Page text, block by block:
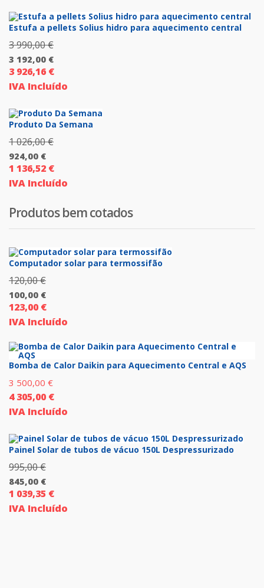
2
330,00 €.
atual
é:
1
864,00 €.
Estufa a pellets Solius hidro para aquecimento central
3 990,00€O
preço
original
3
990,00 €.
3 192,00 €
O
preço
atual
é:
3
192,00 €.
3 926,16 €
IVA Incluído
Produto Da Semana
1 026,00€O
original
1
924,00 €
O
preço
é:
1 136,52 €
IVA Incluído
Produtos bem cotados
Computador solar para termossifão
120,00€O
preço
original
120,00 €.
100,00 €
O
preço
atual
123,00 €
IVA Incluído
Bomba de Calor Daikin para Aquecimento Central e AQS
3 500,00 €
4 305,00 €
IVA Incluído
Painel Solar de tubos de vácuo 150L Despressurizado
995,00€O
preço
original
845,00 €
O
preço
1 039,35 €
IVA Incluído